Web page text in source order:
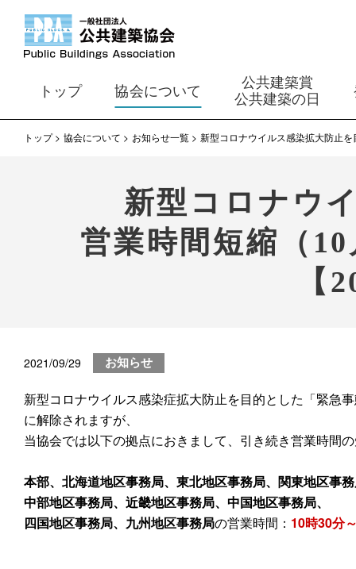
トップ 協会について
公共建築賞
公共建築の日
トップ 協会について お知らせ一覧 新型コロナウイルス感染拡大防止
新型コロナウ
営業時間短縮（
【
2021/09/29 お知らせ
新型コロナウイルス感染症拡大防止を目的とした「緊急
に解除されますが、
当協会では以下の拠点におきまして、引き続き営業時間
本部、北海道地区事務局、東北地区事務局、関東地区事
中部地区事務局、近畿地区事務局、中国地区事務局、
四国地区事務局、九州地区事務局の営業時間： 10時30分